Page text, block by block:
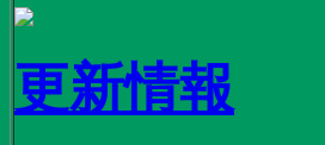
更新情報